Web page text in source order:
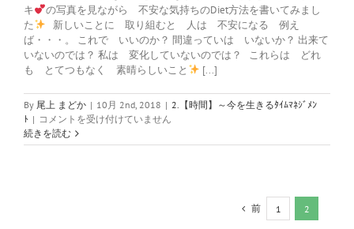
キ
の写真を見ながら 不安な気持ちのDiet方法を書いてみまし
た
新しいことに 取り組むと 人は 不安になる 例え
ば・・・。 これで いいのか？ 間違っていは いないか？ 出来て
いないのでは？ 私は 変化していないのでは？ これらは どれ
も とてつもなく 素晴らしいこと
[...]
By 尾上 まどか | 10月 2nd, 2018 | 2.【時間】～今を生きるﾀｲﾑﾏﾈｼﾞﾒﾝ
ﾄ | 【コ
コ
ロ
コメントを受け付けていません
続きを読む
前 1 2